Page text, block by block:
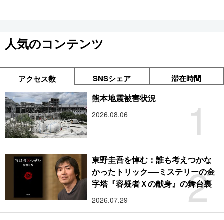
人気のコンテンツ
アクセス数 SNSシェア 滞在時間
1
熊本地震被害状況
2026.08.06
2
東野圭吾を悼む：誰も考えつかな
かったトリック──ミステリーの金
字塔『容疑者Ｘの献身』の舞台裏
2026.07.29